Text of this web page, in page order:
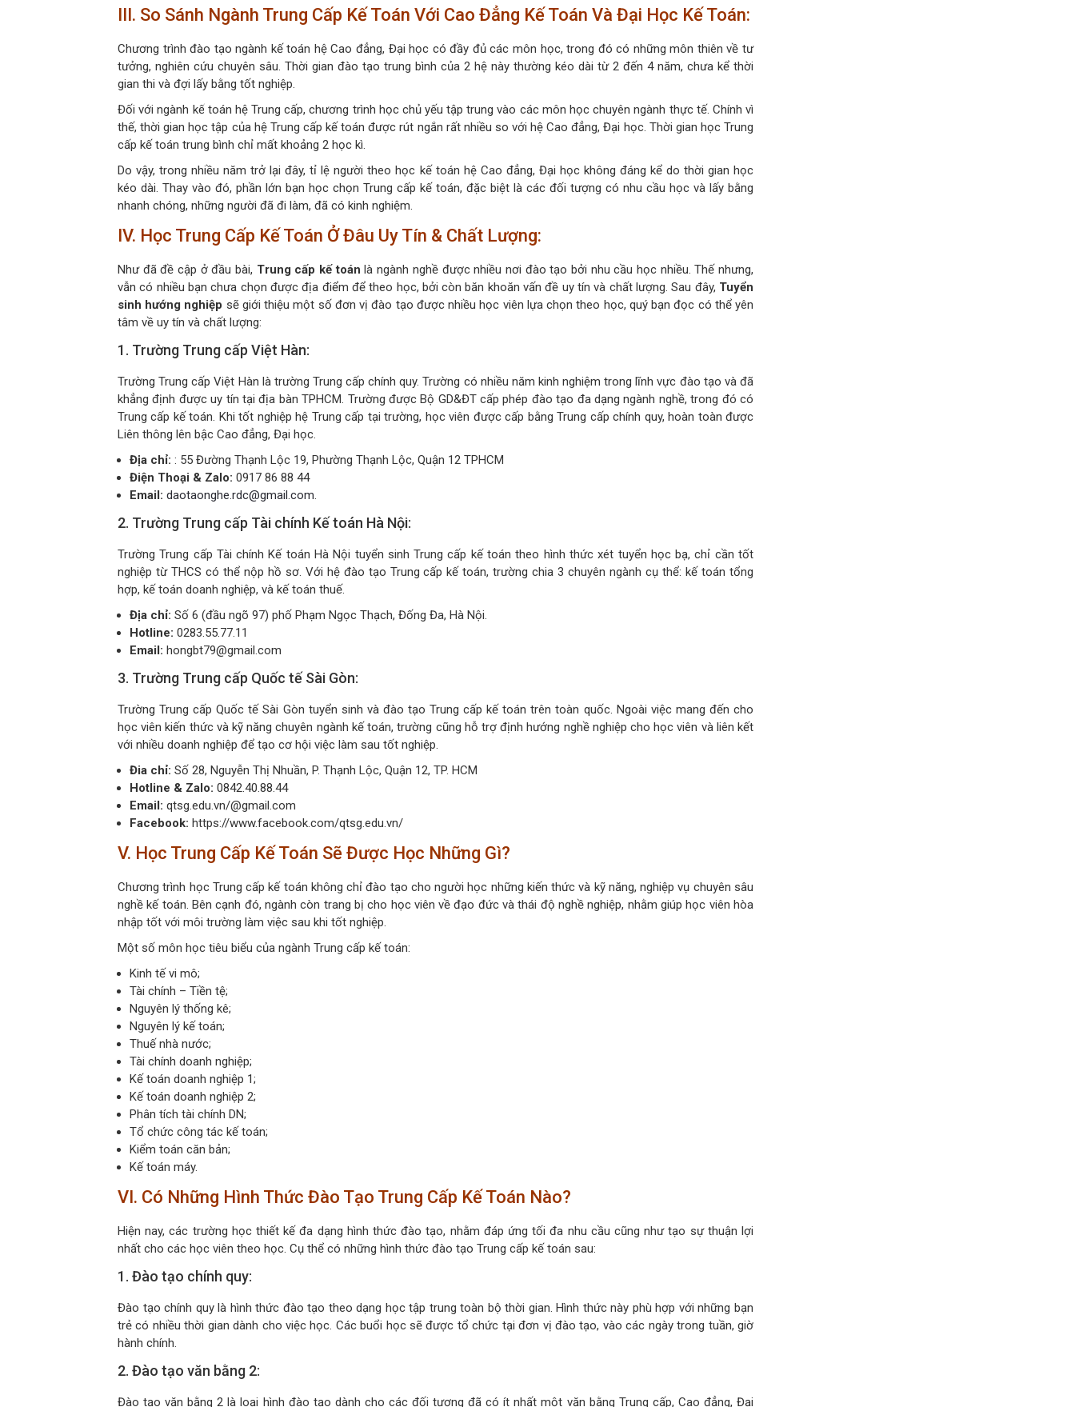
III. So Sánh Ngành Trung Cấp Kế Toán Với Cao Đẳng Kế Toán Và Đại Học Kế Toán:
Chương trình đào tạo ngành kế toán hệ Cao đẳng, Đại học có đầy đủ các môn học, trong đó có những môn thiên về tư
tưởng, nghiên cứu chuyên sâu. Thời gian đào tạo trung bình của 2 hệ này thường kéo dài từ 2 đến 4 năm, chưa kể thời
gian thi và đợi lấy bằng tốt nghiệp.
Đối với ngành kế toán hệ Trung cấp, chương trình học chủ yếu tập trung vào các môn học chuyên ngành thực tế. Chính vì
thế, thời gian học tập của hệ Trung cấp kế toán được rút ngắn rất nhiều so với hệ Cao đẳng, Đại học. Thời gian học Trung
cấp kế toán trung bình chỉ mất khoảng 2 học kì.
Do vậy, trong nhiều năm trở lại đây, tỉ lệ người theo học kế toán hệ Cao đẳng, Đại học không đáng kể do thời gian học
kéo dài. Thay vào đó, phần lớn bạn học chọn Trung cấp kế toán, đặc biệt là các đối tượng có nhu cầu học và lấy bằng
nhanh chóng, những người đã đi làm, đã có kinh nghiệm.
IV. Học Trung Cấp Kế Toán Ở Đâu Uy Tín & Chất Lượng:
Như đã đề cập ở đầu bài, Trung cấp kế toán là ngành nghề được nhiều nơi đào tạo bởi nhu cầu học nhiều. Thế nhưng,
vẫn có nhiều bạn chưa chọn được địa điểm để theo học, bởi còn băn khoăn vấn đề uy tín và chất lượng. Sau đây, Tuyển
sinh hướng nghiệp sẽ giới thiệu một số đơn vị đào tạo được nhiều học viên lựa chọn theo học, quý bạn đọc có thể yên
tâm về uy tín và chất lượng:
1. Trường Trung cấp Việt Hàn:
Trường Trung cấp Việt Hàn là trường Trung cấp chính quy. Trường có nhiều năm kinh nghiệm trong lĩnh vực đào tạo và đã
khẳng định được uy tín tại địa bàn TPHCM. Trường được Bộ GD&ĐT cấp phép đào tạo đa dạng ngành nghề, trong đó có
Trung cấp kế toán. Khi tốt nghiệp hệ Trung cấp tại trường, học viên được cấp bằng Trung cấp chính quy, hoàn toàn được
Liên thông lên bậc Cao đẳng, Đại học.
Địa chỉ: : 55 Đường Thạnh Lộc 19, Phường Thạnh Lộc, Quận 12 TPHCM
Điện Thoại & Zalo: 0917 86 88 44
Email: daotaonghe.rdc@gmail.com.
2. Trường Trung cấp Tài chính Kế toán Hà Nội:
Trường Trung cấp Tài chính Kế toán Hà Nội tuyển sinh Trung cấp kế toán theo hình thức xét tuyển học bạ, chỉ cần tốt
nghiệp từ THCS có thể nộp hồ sơ. Với hệ đào tạo Trung cấp kế toán, trường chia 3 chuyên ngành cụ thể: kế toán tổng
hợp, kế toán doanh nghiệp, và kế toán thuế.
Địa chỉ: Số 6 (đầu ngõ 97) phố Phạm Ngọc Thạch, Đống Đa, Hà Nội.
Hotline: 0283.55.77.11
Email: hongbt79@gmail.com
3. Trường Trung cấp Quốc tế Sài Gòn:
Trường Trung cấp Quốc tế Sài Gòn tuyển sinh và đào tạo Trung cấp kế toán trên toàn quốc. Ngoài việc mang đến cho
học viên kiến thức và kỹ năng chuyên ngành kế toán, trường cũng hỗ trợ định hướng nghề nghiệp cho học viên và liên kết
với nhiều doanh nghiệp để tạo cơ hội việc làm sau tốt nghiệp.
Đia chỉ: Số 28, Nguyễn Thị Nhuần, P. Thạnh Lộc, Quận 12, TP. HCM
Hotline & Zalo: 0842.40.88.44
Email: qtsg.edu.vn/@gmail.com
Facebook: https://www.facebook.com/qtsg.edu.vn/
V. Học Trung Cấp Kế Toán Sẽ Được Học Những Gì?
Chương trình học Trung cấp kế toán không chỉ đào tạo cho người học những kiến thức và kỹ năng, nghiệp vụ chuyên sâu
nghề kế toán. Bên cạnh đó, ngành còn trang bị cho học viên về đạo đức và thái độ nghề nghiệp, nhằm giúp học viên hòa
nhập tốt với môi trường làm việc sau khi tốt nghiệp.
Một số môn học tiêu biểu của ngành Trung cấp kế toán:
Kinh tế vi mô;
Tài chính – Tiền tệ;
Nguyên lý thống kê;
Nguyên lý kế toán;
Thuế nhà nước;
Tài chính doanh nghiệp;
Kế toán doanh nghiệp 1;
Kế toán doanh nghiệp 2;
Phân tích tài chính DN;
Tổ chức công tác kế toán;
Kiểm toán căn bản;
Kế toán máy.
VI. Có Những Hình Thức Đào Tạo Trung Cấp Kế Toán Nào?
Hiện nay, các trường học thiết kế đa dạng hình thức đào tạo, nhằm đáp ứng tối đa nhu cầu cũng như tạo sự thuận lợi
nhất cho các học viên theo học. Cụ thể có những hình thức đào tạo Trung cấp kế toán sau:
1. Đào tạo chính quy:
Đào tạo chính quy là hình thức đào tạo theo dạng học tập trung toàn bộ thời gian. Hình thức này phù hợp với những bạn
trẻ có nhiều thời gian dành cho việc học. Các buổi học sẽ được tổ chức tại đơn vị đào tạo, vào các ngày trong tuần, giờ
hành chính.
2. Đào tạo văn bằng 2:
Đào tạo văn bằng 2 là loại hình đào tạo dành cho các đối tượng đã có ít nhất một văn bằng Trung cấp, Cao đẳng, Đại